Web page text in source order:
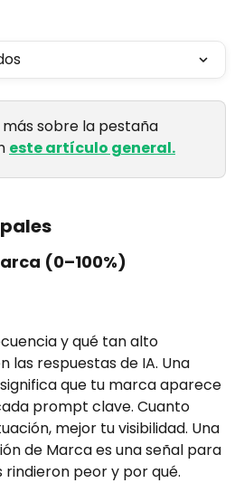
sobre la pestaña
este artículo general.
(0–100%)
y qué tan alto
las respuestas de IA. Una
que tu marca aparece
prompt clave. Cuanto
mejor tu visibilidad. Una
de Marca es una señal para
peor y por qué.